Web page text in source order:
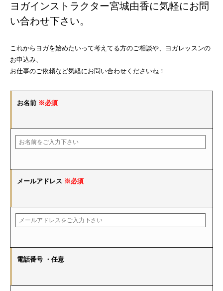
ヨガインストラクター宮城由香に気軽にお問
い合わせ下さい。
これからヨガを始めたいって考えてる方のご相談や、ヨガレッスンの
お申込み、
お仕事のご依頼など気軽にお問い合わせくださいね！
お名前 ※必須
メールアドレス ※必須
電話番号 ・任意